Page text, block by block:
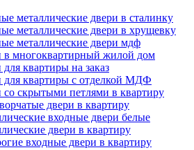
металлические двери в сталинку
металлические двери в хрущевку
металлические двери мдф
в многоквартирный жилой дом
квартиры на заказ
для квартиры с отделкой МДФ
со скрытыми петлями в квартиру
двери в квартиру
входные двери белые
двери в квартиру
входные двери в квартиру